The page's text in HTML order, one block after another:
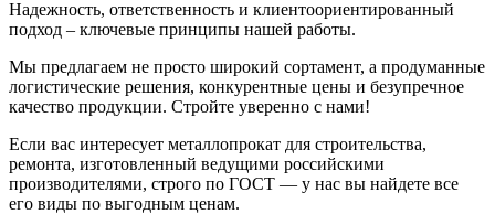
Надежность, ответственность и клиентоориентированный
подход – ключевые принципы нашей работы.
Мы предлагаем не просто широкий сортамент, а продуманные
логистические решения, конкурентные цены и безупречное
качество продукции. Стройте уверенно с нами!
Если вас интересует металлопрокат для строительства,
ремонта, изготовленный ведущими российскими
производителями, строго по ГОСТ — у нас вы найдете все
его виды по выгодным ценам.